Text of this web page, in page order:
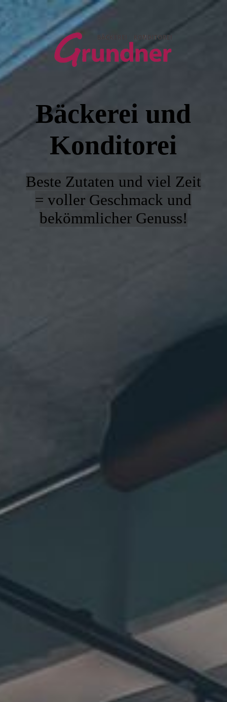
Bäckerei und
Konditorei
Beste Zutaten und viel Zeit
= voller Geschmack und
bekömmlicher Genuss!
Filialen & Öffnungszeiten
Unsere Angebote
Kontakt